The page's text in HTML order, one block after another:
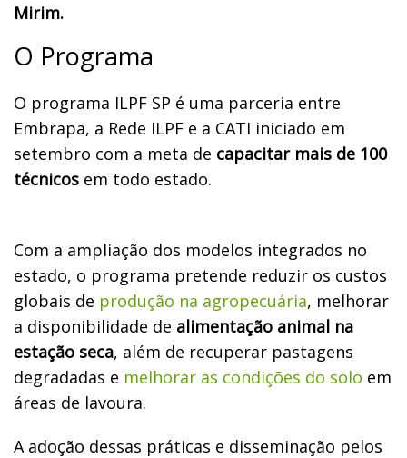
Mirim.
O Programa
O programa ILPF SP é uma parceria entre
Embrapa, a Rede ILPF e a CATI iniciado em
setembro com a meta de capacitar mais de 100
técnicos em todo estado.
Com a ampliação dos modelos integrados no
estado, o programa pretende reduzir os custos
globais de produção na agropecuária, melhorar
a disponibilidade de alimentação animal na
estação seca, além de recuperar pastagens
degradadas e melhorar as condições do solo em
áreas de lavoura.
A adoção dessas práticas e disseminação pelos